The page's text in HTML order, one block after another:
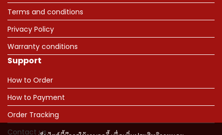
Terms and conditions
Privacy Policy
Warranty conditions
Support
How to Order
How to Payment
Order Tracking
Contact us